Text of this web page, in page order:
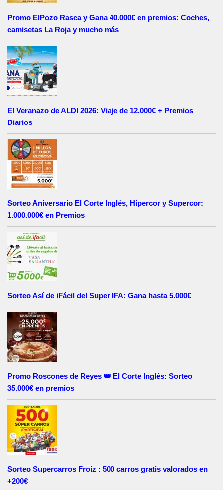
Promo ElPozo Rasca y Gana 40.000€ en premios: Coches,
camisetas La Roja y mucho más
El Veranazo de ALDI 2026: Viaje de 12.000€ + Premios
Diarios
Sorteo Aniversario El Corte Inglés, Hipercor y Supercor:
1.000.000€ en Premios
Sorteo Así de iFácil del Super IFA: Gana hasta 5.000€
Promo Roscones de Reyes 👑 El Corte Inglés: Sorteo
35.000€ en premios
Sorteo Supercarros Froiz : 500 carros gratis valorados en
+200€